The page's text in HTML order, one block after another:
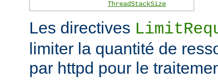
ThreadStackSize
Les directives
limiter la quantité de
par httpd pour le